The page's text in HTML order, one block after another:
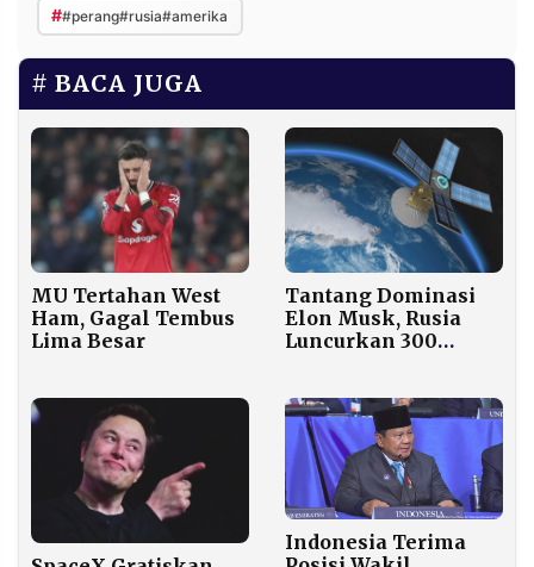
##perang#rusia#amerika
BACA JUGA
MU Tertahan West
Ham, Gagal Tembus
Lima Besar
Tantang Dominasi
Elon Musk, Rusia
Luncurkan 300
5G NTN
Indonesia Terima